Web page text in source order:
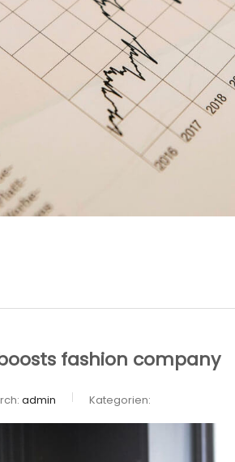
fashion company
admin Kategorien: